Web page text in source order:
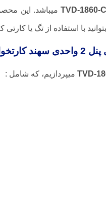
میباشد. این
با استفاده از تگ یا
تابا
میپردازیم، که شامل :